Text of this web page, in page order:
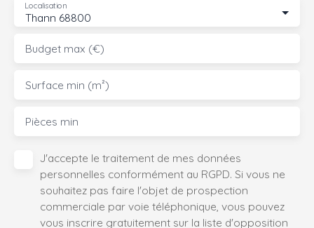
Thann 68800
Localisation
Budget max (€)
Surface min (m²)
Pièces min
J'accepte le traitement de mes données
personnelles conformément au RGPD. Si vous ne
souhaitez pas faire l'objet de prospection
commerciale par voie téléphonique, vous pouvez
vous inscrire gratuitement sur la liste d'opposition